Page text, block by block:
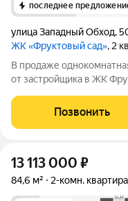
последнее
улица Западный Обход,
ЖК «Фруктовый сад», 2
В продаже
от застройщика в ЖК
Жилой комплекс
с развитой
Позвонить
13 113 000 ₽
84,6 м² 2-комн. квартира